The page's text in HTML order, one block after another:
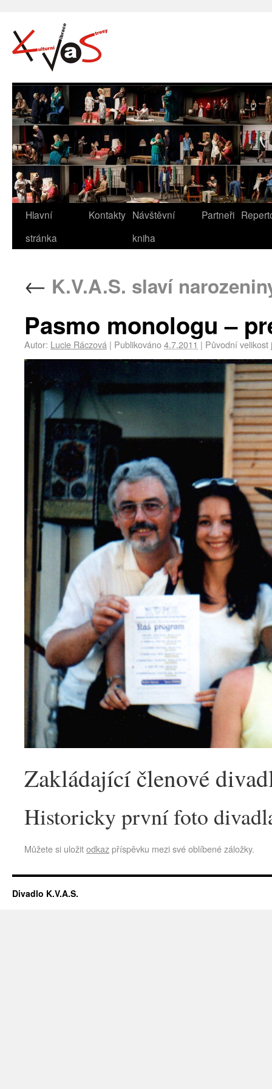
Hlavní
stránka
Kontakty Návštěvní
kniha
Partneři
← K.V.A.S. slaví
Pasmo monologu –
Autor: Lucie Ráczová | Publikováno4.7.2011 | Původní
Zakládající členové
Historicky první foto
Můžete si uložitodkazpříspěvku mezi své oblíbené záložky.
Divadlo K.V.A.S.